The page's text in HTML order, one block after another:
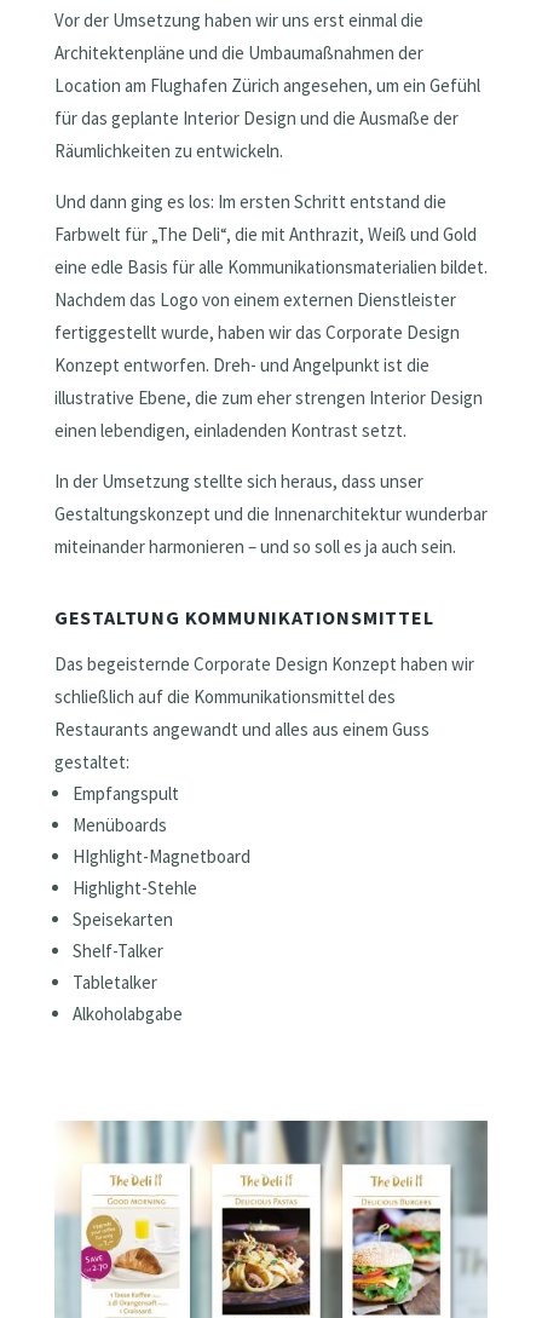
Vor der Umsetzung haben wir uns erst einmal die
Architektenpläne und die Umbaumaßnahmen der
Location am Flughafen Zürich angesehen, um ein Gefühl
für das geplante Interior Design und die Ausmaße der
Räumlichkeiten zu entwickeln.
Und dann ging es los: Im ersten Schritt entstand die
Farbwelt für „The Deli“, die mit Anthrazit, Weiß und Gold
eine edle Basis für alle Kommunikationsmaterialien bildet.
Nachdem das Logo von einem externen Dienstleister
fertiggestellt wurde, haben wir das Corporate Design
Konzept entworfen. Dreh- und Angelpunkt ist die
illustrative Ebene, die zum eher strengen Interior Design
einen lebendigen, einladenden Kontrast setzt.
In der Umsetzung stellte sich heraus, dass unser
Gestaltungskonzept und die Innenarchitektur wunderbar
miteinander harmonieren – und so soll es ja auch sein.
GESTALTUNG KOMMUNIKATIONSMITTEL
Das begeisternde Corporate Design Konzept haben wir
schließlich auf die Kommunikationsmittel des
Restaurants angewandt und alles aus einem Guss
gestaltet:
Empfangspult
Menüboards
HIghlight-Magnetboard
Highlight-Stehle
Speisekarten
Shelf-Talker
Tabletalker
Alkoholabgabe